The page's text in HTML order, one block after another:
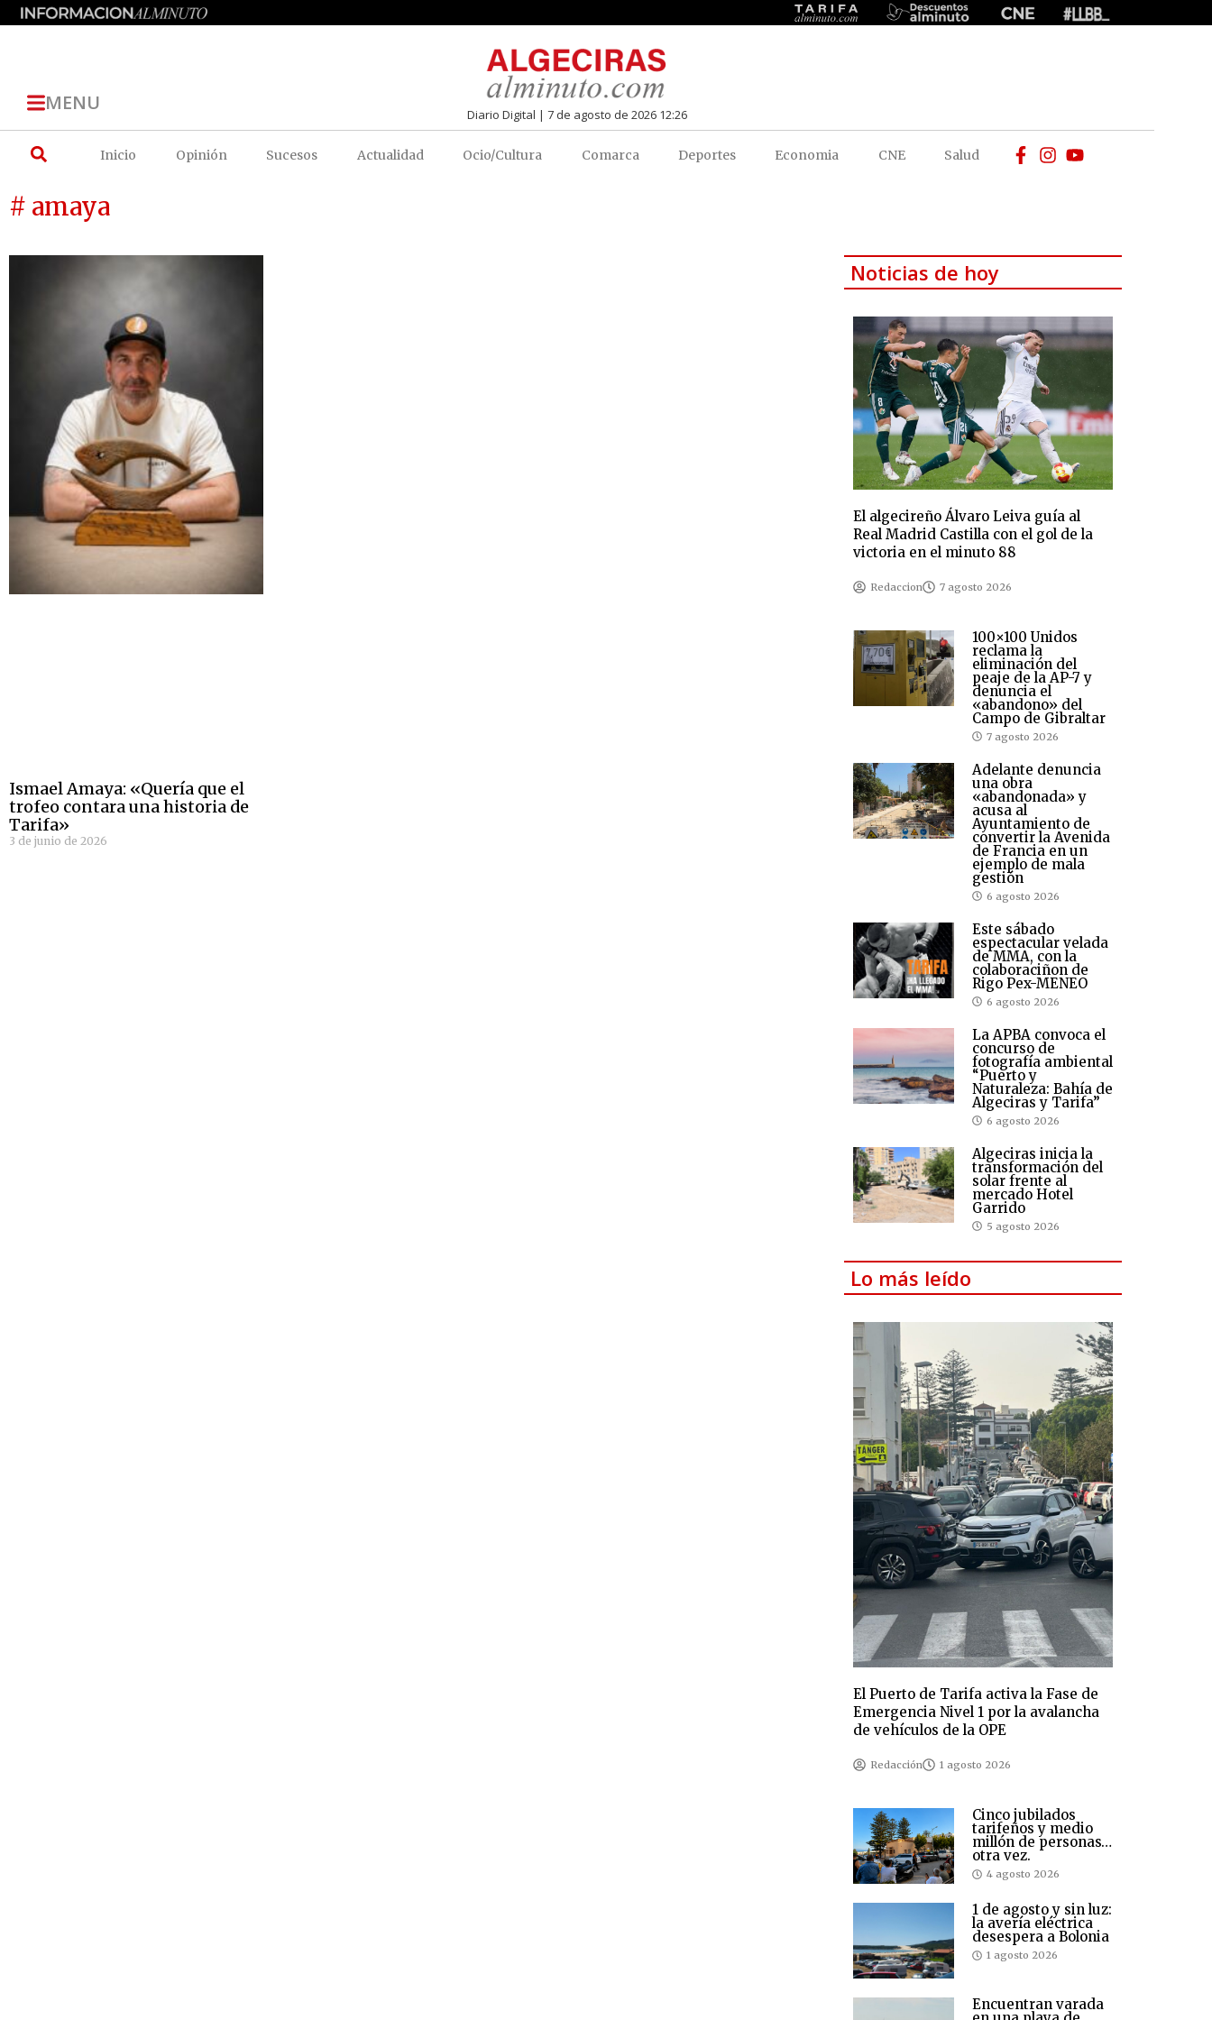
MENU Diario Digital | 7 de agosto de 2026 12:26
Inicio Opinión Sucesos Actualidad Ocio/Cultura Comarca Deportes Economia CNE Salud
# amaya
Ismael Amaya: «Quería que el
trofeo contara una historia de
Tarifa»
3 de junio de 2026
Noticias de hoy
El algecireño Álvaro Leiva guía al
Real Madrid Castilla con el gol de la
victoria en el minuto 88
Redaccion 7 agosto 2026
100×100 Unidos
reclama la
eliminación del
peaje de la AP-7 y
denuncia el
«abandono» del
Campo de Gibraltar
7 agosto 2026
Adelante denuncia
una obra
«abandonada» y
acusa al
Ayuntamiento de
convertir la Avenida
de Francia en un
ejemplo de mala
gestión
6 agosto 2026
Este sábado
espectacular velada
de MMA, con la
colaboraciñon de
Rigo Pex-MENEO
6 agosto 2026
La APBA convoca el
concurso de
fotografía ambiental
“Puerto y
Naturaleza: Bahía de
Algeciras y Tarifa”
6 agosto 2026
Algeciras inicia la
transformación del
solar frente al
mercado Hotel
Garrido
5 agosto 2026
Lo más leído
El Puerto de Tarifa activa la Fase de
Emergencia Nivel 1 por la avalancha
de vehículos de la OPE
Redacción 1 agosto 2026
Cinco jubilados
tarifeños y medio
millón de personas…
otra vez.
4 agosto 2026
1 de agosto y sin luz:
la avería eléctrica
desespera a Bolonia
1 agosto 2026
Encuentran varada